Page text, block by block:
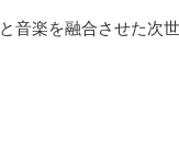
音楽を融合させた次